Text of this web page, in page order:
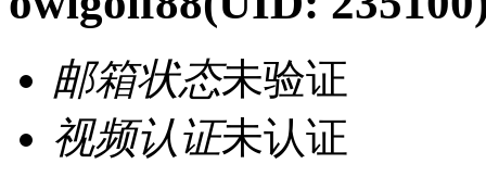
邮箱状态未验证
视频认证未认证